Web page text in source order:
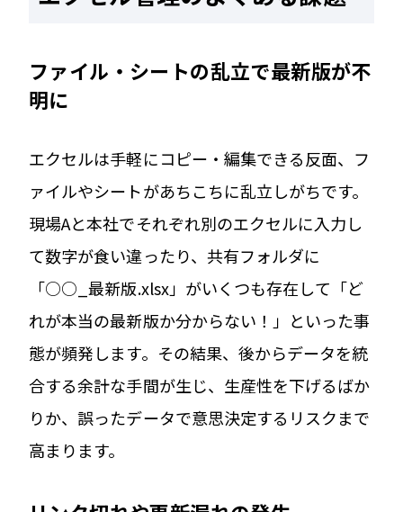
ファイル・シートの乱立で最新版が不
明に
エクセルは手軽にコピー・編集できる反面、フ
ァイルやシートがあちこちに乱立しがちです。
現場Aと本社でそれぞれ別のエクセルに入力し
て数字が食い違ったり、共有フォルダに
「○○_最新版.xlsx」がいくつも存在して「ど
れが本当の最新版か分からない！」といった事
態が頻発します。その結果、後からデータを統
合する余計な手間が生じ、生産性を下げるばか
りか、誤ったデータで意思決定するリスクまで
高まります。